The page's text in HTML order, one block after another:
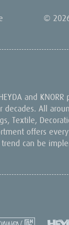
©
and
All
Textile,
offers
can be